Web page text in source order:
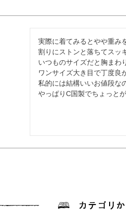
実際に着てみるとやや重み
割りにストンと落ちてスッ
いつものサイズだと胸まわ
ワンサイズ大き目で丁度良
私的には結構いいお値段な
やっぱりC国製でちょっと